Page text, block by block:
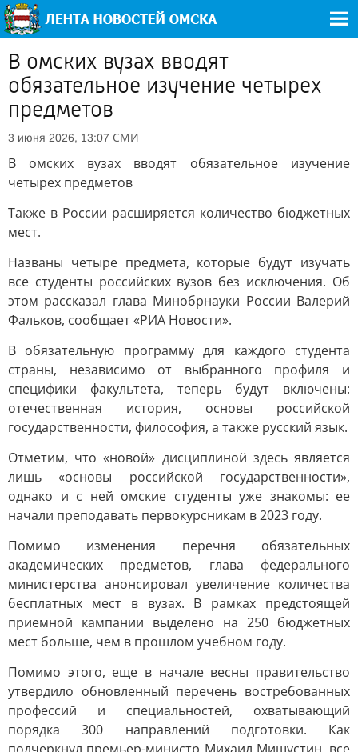
В омских вузах вводят
обязательное изучение четырех
предметов
3 июня 2026, 13:07 СМИ
В омских вузах вводят обязательное изучение
четырех предметов
Также в России расширяется количество бюджетных
мест.
Названы четыре предмета, которые будут изучать
все студенты российских вузов без исключения. Об
этом рассказал глава Минобрнауки России Валерий
Фальков, сообщает «РИА Новости».
В обязательную программу для каждого студента
страны, независимо от выбранного профиля и
специфики факультета, теперь будут включены:
отечественная история, основы российской
государственности, философия, а также русский язык.
Отметим, что «новой» дисциплиной здесь является
лишь «основы российской государственности»,
однако и с ней омские студенты уже знакомы: ее
начали преподавать первокурсникам в 2023 году.
Помимо изменения перечня обязательных
академических предметов, глава федерального
министерства анонсировал увеличение количества
бесплатных мест в вузах. В рамках предстоящей
приемной кампании выделено на 250 бюджетных
мест больше, чем в прошлом учебном году.
Помимо этого, еще в начале весны правительство
утвердило обновленный перечень востребованных
профессий и специальностей, охватывающий
порядка 300 направлений подготовки. Как